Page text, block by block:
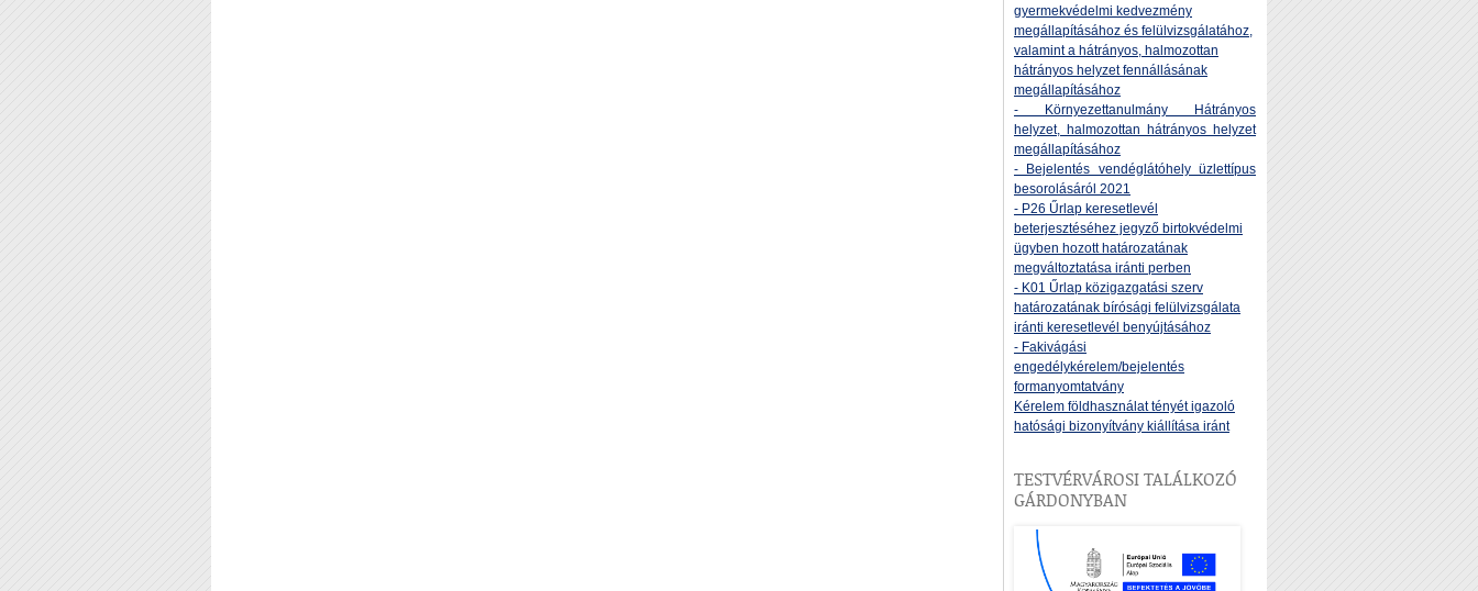
gyermekvédelmi kedvezmény
megállapításához és felülvizsgálatához,
valamint a hátrányos, halmozottan
hátrányos helyzet fennállásának
megállapításához
- Környezettanulmány Hátrányos
helyzet, halmozottan hátrányos helyzet
megállapításához
- Bejelentés vendéglátóhely üzlettípus
besorolásáról 2021
- P26 Űrlap keresetlevél
beterjesztéséhez jegyző birtokvédelmi
ügyben hozott határozatának
megváltoztatása iránti perben
- K01 Űrlap közigazgatási szerv
határozatának bírósági felülvizsgálata
iránti keresetlevél benyújtásához
- Fakivágási
engedélykérelem/bejelentés
formanyomtatvány
Kérelem földhasználat tényét igazoló
hatósági bizonyítvány kiállítása iránt
TESTVÉRVÁROSI TALÁLKOZÓ
GÁRDONYBAN